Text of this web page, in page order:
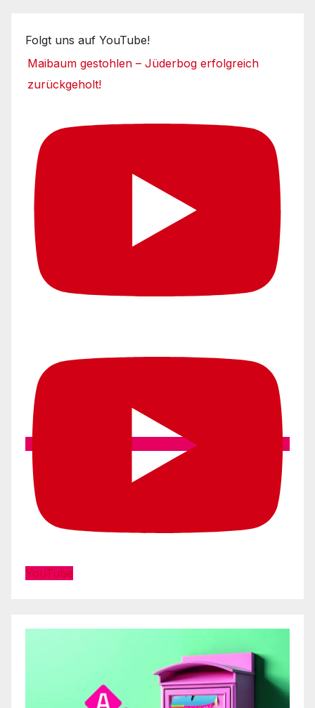
Folgt uns auf YouTube!
Maibaum gestohlen – Jüderbog erfolgreich
zurückgeholt!
YouTube